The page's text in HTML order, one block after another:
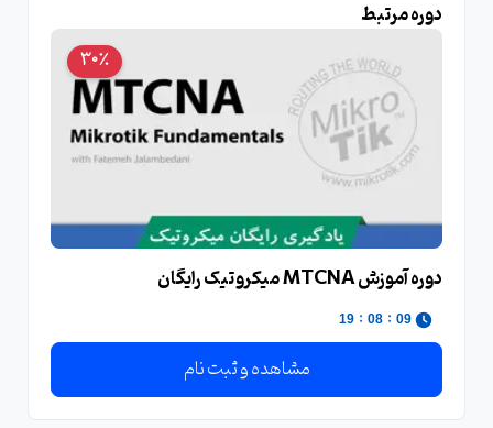
دوره مرتبط
30٪
دوره آموزش MTCNA میکروتیک رایگان
09
:
08
:
18
مشاهده و ثبت نام